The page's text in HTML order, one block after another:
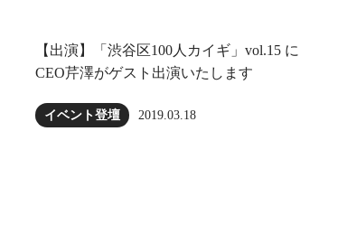
【出演】「渋谷区100人カイギ」vol.15 に
CEO芹澤がゲスト出演いたします
イベント登壇 2019.03.18